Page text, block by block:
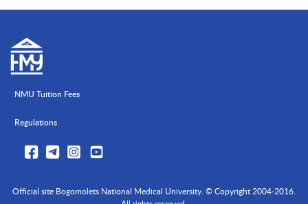
NMU Tuition Fees
Regulations
Official site Bogomolets National Medical University. © Copyright 2004-2016.